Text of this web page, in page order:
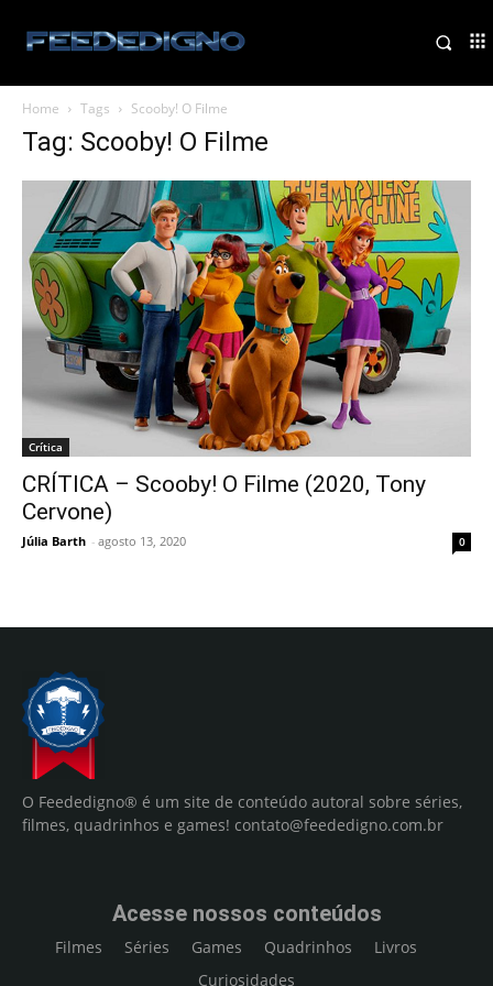
Home Tags Scooby! O Filme
Tag: Scooby! O Filme
Crítica
CRÍTICA – Scooby! O Filme (2020, Tony
Cervone)
Júlia Barth - agosto 13, 2020 0
O Feededigno® é um site de conteúdo autoral sobre séries,
filmes, quadrinhos e games! contato@feededigno.com.br
Acesse nossos conteúdos
Filmes Séries Games Quadrinhos
Livros
Curiosidades